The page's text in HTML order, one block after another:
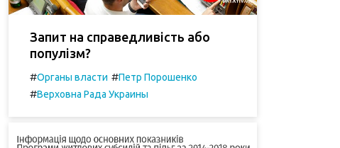
Запит на справедливість або
популізм?
#Органы власти #Петр Порошенко
#Верховна Рада Украины